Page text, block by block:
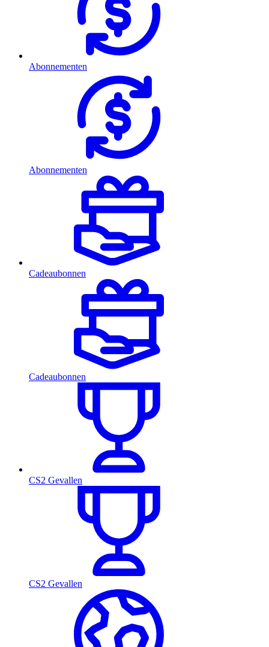
Abonnementen
Abonnementen
Cadeaubonnen
Cadeaubonnen
CS2 Gevallen
CS2 Gevallen